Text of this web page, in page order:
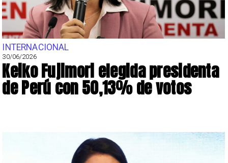
INTERNACIONAL
30/06/2026
Keiko Fujimori elegida presidenta
de Perú con 50,13% de votos